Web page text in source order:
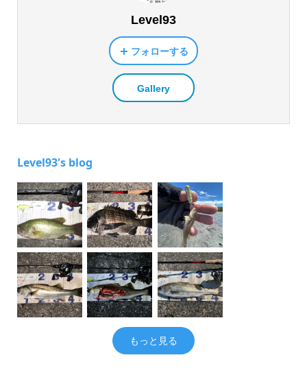
Level93
フォローする
Gallery
Level93's blog
もっと見る